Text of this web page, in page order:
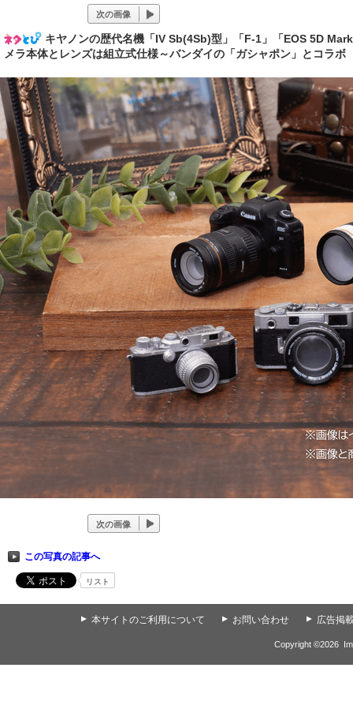
次の画像
キヤノンの歴代名機「IV Sb(4Sb)型」「F-1」「EOS 5D
メラ本体とレンズは組立式仕様～バンダイの「ガシャポン」とコラボ
次の画像
この写真の記事へ
リスト
▲ 本サイトのご利用について ▲ お問い合わせ ▲ 広告掲
Copyright ©2026